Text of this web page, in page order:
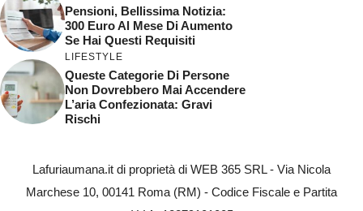
Pensioni, Bellissima Notizia:
300 Euro Al Mese Di Aumento
Se Hai Questi Requisiti
LIFESTYLE
Queste Categorie Di Persone
Non Dovrebbero Mai Accendere
L’aria Confezionata: Gravi
Rischi
Lafuriaumana.it di proprietà di WEB 365 SRL - Via Nicola
Marchese 10, 00141 Roma (RM) - Codice Fiscale e Partita